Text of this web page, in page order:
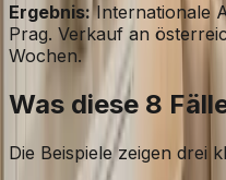
Ergebnis:Internationale
Prag. Verkauf an
Wochen.
Was diese 8
Die Beispiele zeigen drei